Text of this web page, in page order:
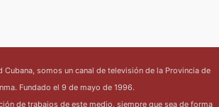
Cubana, somos un canal de televisión de la Provincia de
Fundado el 9 de mayo de 1996.
de trabajos de este medio, siempre que sea de forma